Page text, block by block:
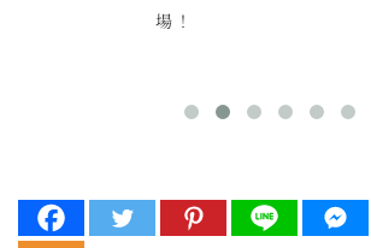
IFOAMが書簡を送付